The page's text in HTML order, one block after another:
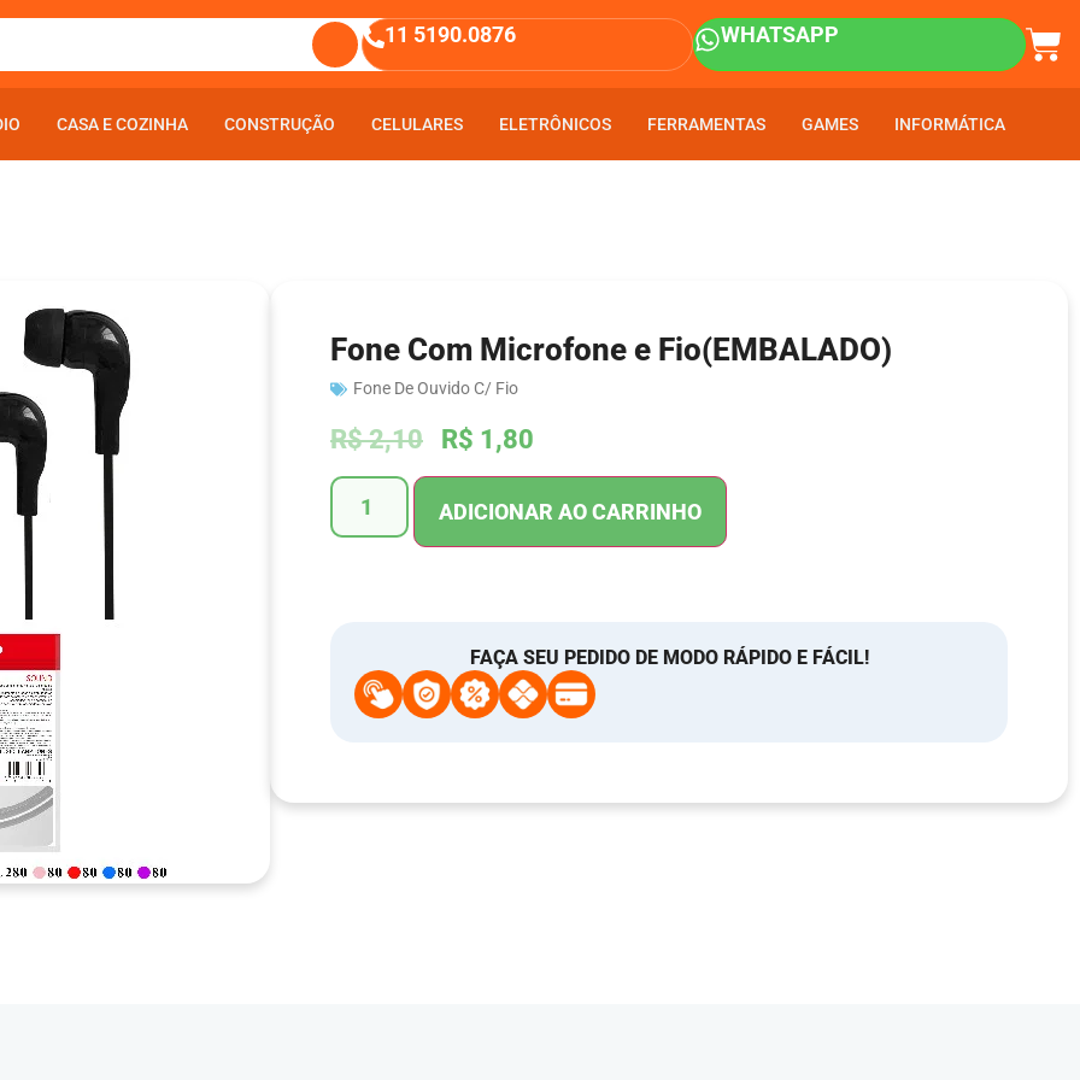
11 5190.0876 WHATSAPP
CASA E COZINHA CONSTRUÇÃO CELULARES ELETRÔNICOS FERRAMENTAS GAMES INFORMÁTICA
CASA E COZINHA CONSTRUÇÃO CELULARES ELETRÔNICOS FERRAMENTAS GAMES INFORMÁTICA
Fone Com Microfone e Fio(EMBALADO)
Fone De Ouvido C/ Fio
R$2,10 R$ 1,80
ADICIONAR AO CARRINHO
FAÇA SEU PEDIDO DE MODO RÁPIDO E FÁCIL!